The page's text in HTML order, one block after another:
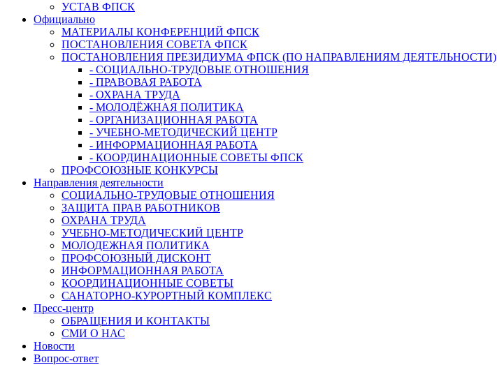
УСТАВ ФПСК
Официально
МАТЕРИАЛЫ КОНФЕРЕНЦИЙ ФПСК
ПОСТАНОВЛЕНИЯ СОВЕТА ФПСК
ПОСТАНОВЛЕНИЯ ПРЕЗИДИУМА ФПСК (ПО НАПРАВЛЕНИЯМ ДЕЯТЕЛЬНОСТИ)
- СОЦИАЛЬНО-ТРУДОВЫЕ ОТНОШЕНИЯ
- ПРАВОВАЯ РАБОТА
- ОХРАНА ТРУДА
- МОЛОДЁЖНАЯ ПОЛИТИКА
- ОРГАНИЗАЦИОННАЯ РАБОТА
- УЧЕБНО-МЕТОДИЧЕСКИЙ ЦЕНТР
- ИНФОРМАЦИОННАЯ РАБОТА
- КООРДИНАЦИОННЫЕ СОВЕТЫ ФПСК
ПРОФСОЮЗНЫЕ КОНКУРСЫ
Направления деятельности
СОЦИАЛЬНО-ТРУДОВЫЕ ОТНОШЕНИЯ
ЗАЩИТА ПРАВ РАБОТНИКОВ
ОХРАНА ТРУДА
УЧЕБНО-МЕТОДИЧЕСКИЙ ЦЕНТР
МОЛОДЕЖНАЯ ПОЛИТИКА
ПРОФСОЮЗНЫЙ ДИСКОНТ
ИНФОРМАЦИОННАЯ РАБОТА
КООРДИНАЦИОННЫЕ СОВЕТЫ
САНАТОРНО-КУРОРТНЫЙ КОМПЛЕКС
Пресс-центр
ОБРАЩЕНИЯ И КОНТАКТЫ
СМИ О НАС
Новости
Вопрос-ответ